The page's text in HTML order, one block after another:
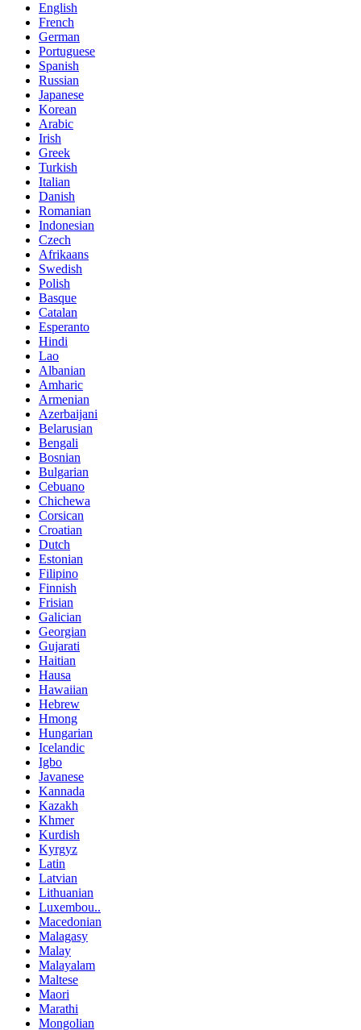
English
French
German
Portuguese
Spanish
Russian
Japanese
Korean
Arabic
Irish
Greek
Turkish
Italian
Danish
Romanian
Indonesian
Czech
Afrikaans
Swedish
Polish
Basque
Catalan
Esperanto
Hindi
Lao
Albanian
Amharic
Armenian
Azerbaijani
Belarusian
Bengali
Bosnian
Bulgarian
Cebuano
Chichewa
Corsican
Croatian
Dutch
Estonian
Filipino
Finnish
Frisian
Galician
Georgian
Gujarati
Haitian
Hausa
Hawaiian
Hebrew
Hmong
Hungarian
Icelandic
Igbo
Javanese
Kannada
Kazakh
Khmer
Kurdish
Kyrgyz
Latin
Latvian
Lithuanian
Luxembou..
Macedonian
Malagasy
Malay
Malayalam
Maltese
Maori
Marathi
Mongolian